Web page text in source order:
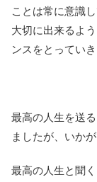
ことは常に意識
大切に出来るよ
ンスをとっていき
最高の人生を送
ましたが、いかが
最高の人生と聞